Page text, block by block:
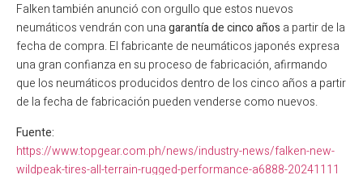
Falken también anunció con orgullo que estos nuevos
neumáticos vendrán con unagarantía de cinco años a partir de la
fecha de compra. El fabricante de neumáticos japonés expresa
una gran confianza en su proceso de fabricación, afirmando
que los neumáticos producidos dentro de los cinco años a partir
de la fecha de fabricación pueden venderse como nuevos.
Fuente:
https://www.topgear.com.ph/news/industry-news/falken-new-
wildpeak-tires-all-terrain-rugged-performance-a6888-20241111